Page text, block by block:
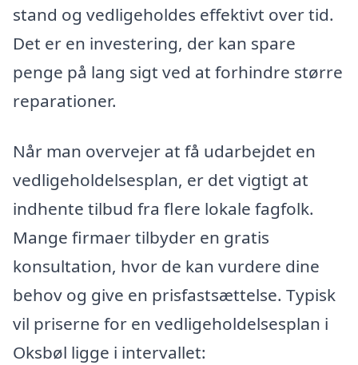
stand og vedligeholdes effektivt over tid.
Det er en investering, der kan spare
penge på lang sigt ved at forhindre større
reparationer.
Når man overvejer at få udarbejdet en
vedligeholdelsesplan, er det vigtigt at
indhente tilbud fra flere lokale fagfolk.
Mange firmaer tilbyder en gratis
konsultation, hvor de kan vurdere dine
behov og give en prisfastsættelse. Typisk
vil priserne for en vedligeholdelsesplan i
Oksbøl ligge i intervallet: